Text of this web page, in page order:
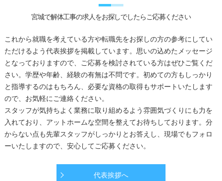
宮城で解体工事の求人をお探しでしたらご応募ください
これから就職を考えている方や転職先をお探しの方の参考にしてい
ただけるよう代表挨拶を掲載しています。思いの込めたメッセージ
となっておりますので、ご応募を検討されている方はぜひご覧くだ
さい。学歴や年齢、経験の有無は不問です。初めての方もしっかり
と指導するのはもちろん、必要な資格の取得もサポートいたします
ので、お気軽にご連絡ください。
スタッフが気持ちよく業務に取り組めるよう雰囲気づくりにも力を
入れており、アットホームな空間を整えてお待ちしております。分
からない点も先輩スタッフがしっかりとお答えし、現場でもフォロ
ーいたしますので、安心してご応募ください。
代表挨拶へ